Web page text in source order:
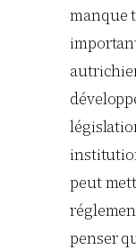
manque
peut
penser